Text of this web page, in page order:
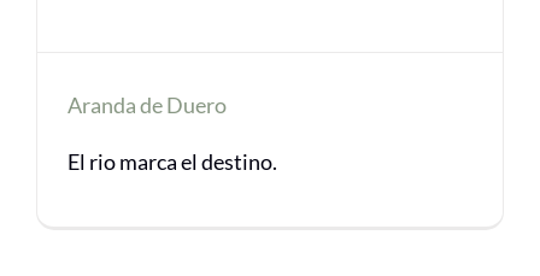
Aranda de Duero
El rio marca el destino.